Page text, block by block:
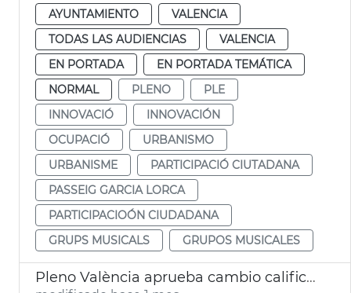
AYUNTAMIENTO
VALENCIA
TODAS LAS AUDIENCIAS
VALENCIA
EN PORTADA
EN PORTADA TEMÁTICA
NORMAL
PLENO
PLE
INNOVACIÓ
INNOVACIÓN
OCUPACIÓ
URBANISMO
URBANISME
PARTICIPACIÓ CIUTADANA
PASSEIG GARCIA LORCA
PARTICIPACIOÓN CIUDADANA
GRUPS MUSICALS
GRUPOS MUSICALES
Pleno València aprueba cambio calificación naves Guatla